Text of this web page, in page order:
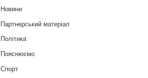
Новини
Партнерський матеріал
Політика
Пояснюємо
Спорт